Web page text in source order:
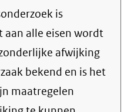
is
aan alle eisen wordt
afwijking
bekend en is het
maatregelen